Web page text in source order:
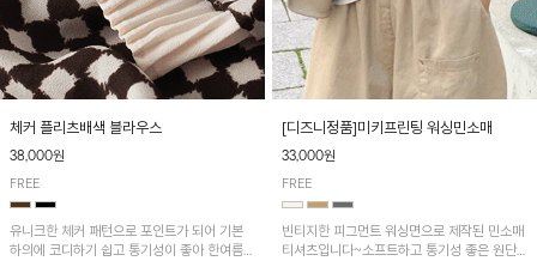
체커 플리츠배색 블라우스
38,000원
FREE
유니크한 체커 패턴으로 포인트가 되어 기본
하의에 코디하기 쉽고 통기성이 좋아 한여름에
[디즈니정품]미키프린팅 워싱민소매
33,000원
FREE
빈티지한 피그먼트 워싱면으로 제작된 민소매
티셔츠입니다~소프트하고 통기성 좋은 원단